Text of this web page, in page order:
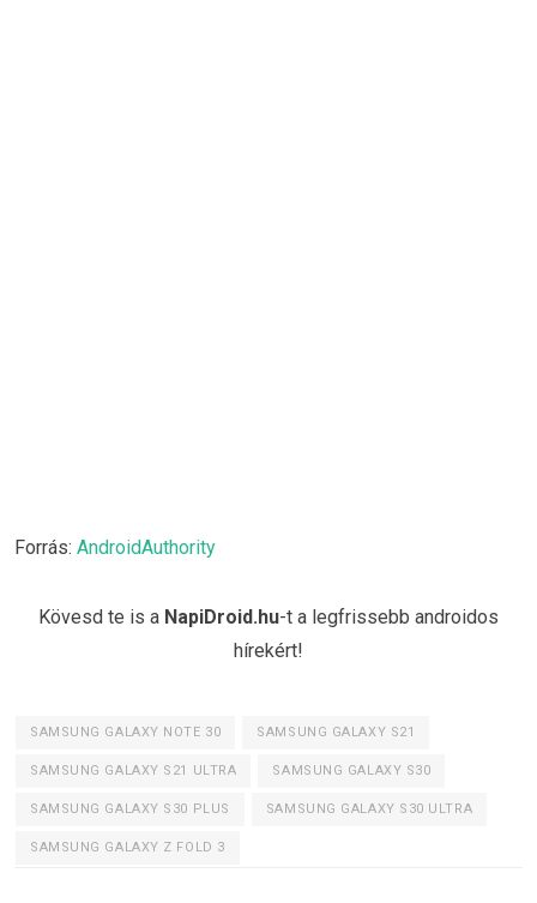
Forrás: AndroidAuthority
Kövesd te is a NapiDroid.hu-t a legfrissebb androidos
hírekért!
SAMSUNG GALAXY NOTE 30 SAMSUNG GALAXY S21
SAMSUNG GALAXY S21 ULTRA SAMSUNG GALAXY S30
SAMSUNG GALAXY S30 PLUS SAMSUNG GALAXY S30 ULTRA
SAMSUNG GALAXY Z FOLD 3